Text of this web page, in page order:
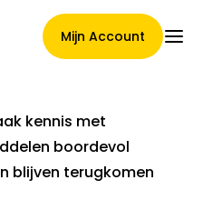
Mijn Account
kennis met
boordevol
blijven terugkomen